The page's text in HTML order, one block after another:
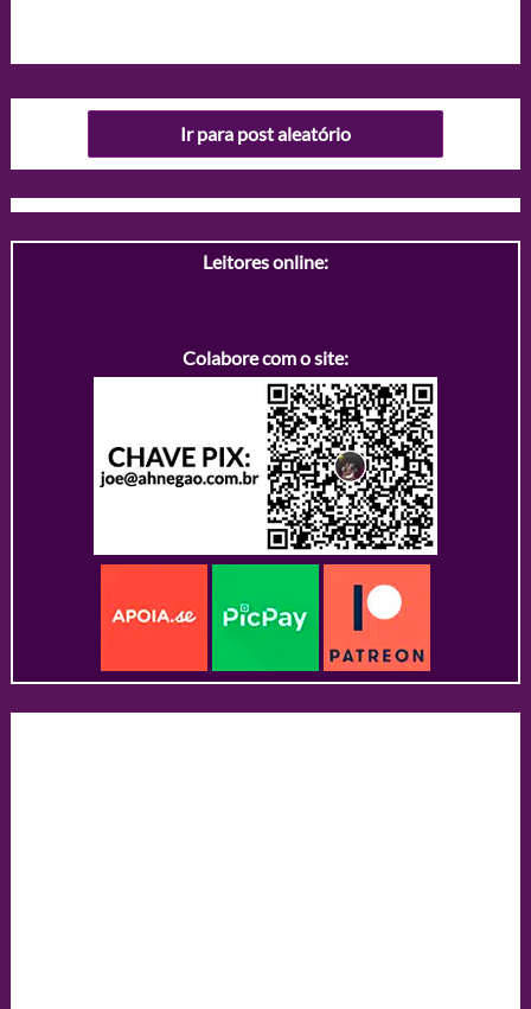
Ir para post aleatório
Leitores online:
Colabore com o site: